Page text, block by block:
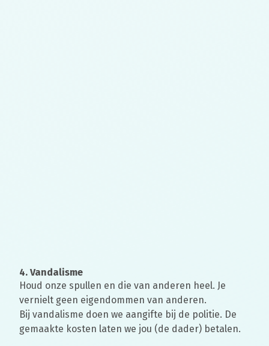
4. Vandalisme
Houd onze spullen en die van anderen heel. Je
vernielt geen eigendommen van anderen.
Bij vandalisme doen we aangifte bij de politie. De
gemaakte kosten laten we jou (de dader) betalen.